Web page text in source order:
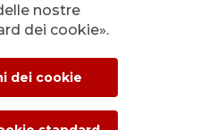
di
le
nostre
dei cookie».
dei cookie